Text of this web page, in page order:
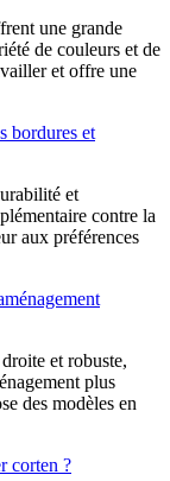
une grande
de couleurs et de
et offre une
bordures et
et
contre la
aux préférences
et robuste,
plus
des modèles en
corten ?